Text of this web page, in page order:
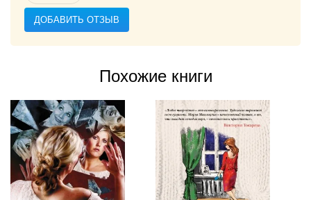
ДОБАВИТЬ ОТЗЫВ
Похожие книги